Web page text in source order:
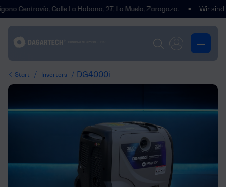
Calle La Habana, 27, La Muela, Zaragoza. Wir sind
Start / Inverters / DG4000i